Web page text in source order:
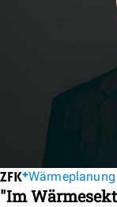
Wärmeplanung
"Im